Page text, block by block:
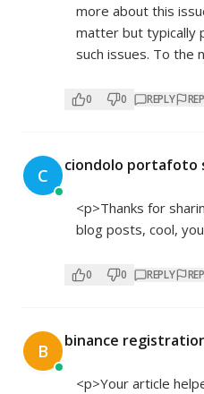
more about this
matter but typically
such issues. To the
0 0 REPLY
C ciondolo portafoto
<p>Thanks for
blog posts, cool,
0 0 REPLY
B binance
<p>Your article